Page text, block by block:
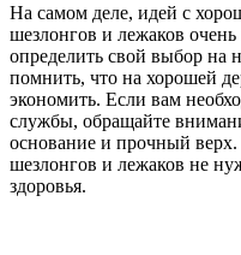
На самом деле, идей с
шезлонгов и лежаков
определить свой выбор на
помнить, что на хорошей
экономить. Если вам
службы, обращайте
основание и прочный
шезлонгов и лежаков не
здоровья.